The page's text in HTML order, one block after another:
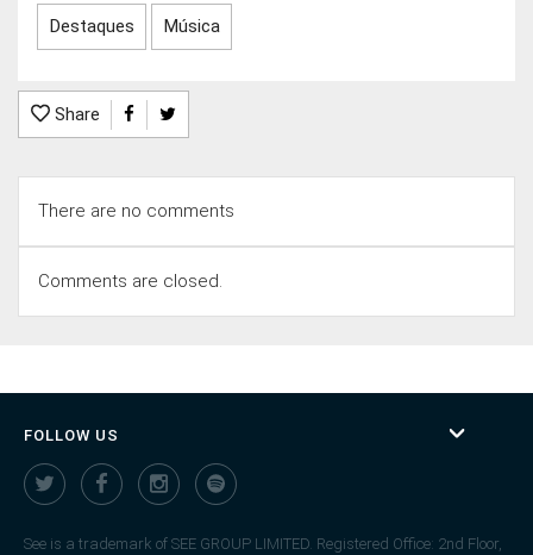
Destaques
Música
Share
There are no comments
Comments are closed.
FOLLOW US
See is a trademark of SEE GROUP LIMITED. Registered Office: 2nd Floor,